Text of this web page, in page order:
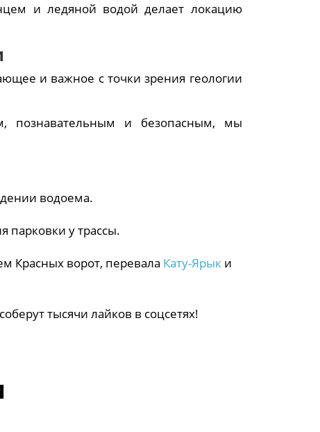
и ледяной водой делает локацию
и важное с точки зрения геологии
познавательным и безопасным, мы
водоема.
парковки у трассы.
Красных ворот, перевала Кату-Ярыки
тысячи лайков в соцсетях!